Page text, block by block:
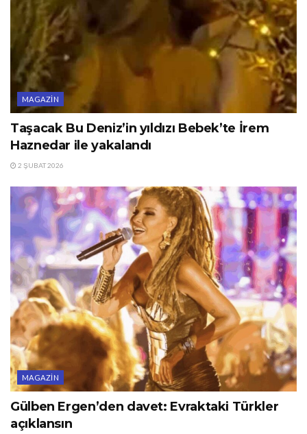
MAGAZIN
Taşacak Bu Deniz’in yıldızı Bebek’te İrem
Haznedar ile yakalandı
2 ŞUBAT 2026
MAGAZIN
Gülben Ergen’den davet: Evraktaki Türkler
açıklansın